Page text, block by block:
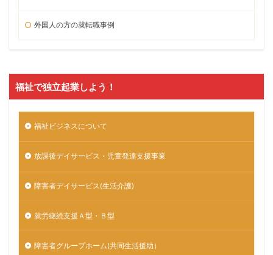
外国人の方の就転職事例
福祉で独立起業しよう！
福祉ビジネスについて
放課後デイサービス・児童発達支援事業
障害者デイサービス(生活介護)
就労継続支援Ａ型・Ｂ型
障害者グループホーム(共同生活援助）